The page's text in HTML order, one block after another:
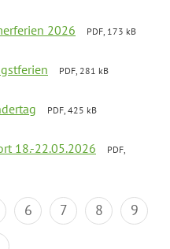
2026
PDF, 173 kB
PDF, 281 kB
PDF, 425 kB
18.-22.05.2026
PDF,
6 7 8
9